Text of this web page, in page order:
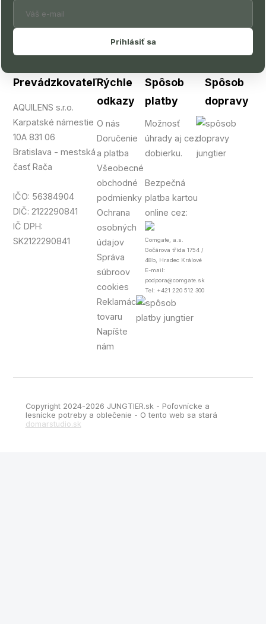
Prihlásiť sa
Prevádzkovateľ
AQUILENS s.r.o.
Karpatské námestie
10A 831 06
Bratislava - mestská
časť Rača
IČO: 56384904
DIČ: 2122290841
IČ DPH:
SK2122290841
Rýchle
odkazy
O nás
Doručenie
a platba
Všeobecné
obchodné
podmienky
Ochrana
osobných
údajov
Správa
súbroov
cookies
Reklamácia
tovaru
Napíšte
nám
Spôsob
platby
Možnosť
úhrady aj cez
dobierku.
Bezpečná
platba kartou
online cez:
Comgate, a.s.
Gočárova třída 1754 /
48b, Hradec Králové
E-mail:
podpora@comgate.sk
Tel: +421 220 512 300
Spôsob
dopravy
Copyright 2024-2026 JUNGTIER.sk - Poľovnícke a
lesnícke potreby a oblečenie - O tento web sa stará
domarstudio.sk